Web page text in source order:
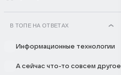
В ТОПЕ НА ОТВЕТАХ
Информационные технологии
А сейчас что-то совсем другое